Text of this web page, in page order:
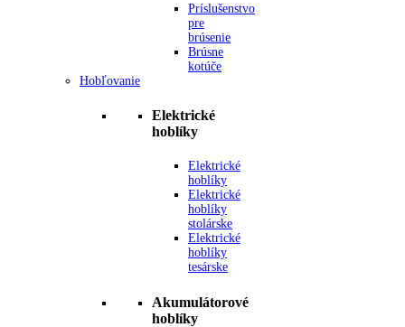
Príslušenstvo
pre
brúsenie
Brúsne
kotúče
Hobľovanie
Elektrické
hoblíky
Elektrické
hoblíky
Elektrické
hoblíky
stolárske
Elektrické
hoblíky
tesárske
Akumulátorové
hoblíky